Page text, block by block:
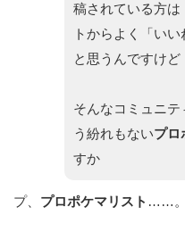
稿されている方
トからよく「い
と思うんですけど
そんなコミュニテ
う紛れもないプロ
すか
プ、 プロポケマリスト ……。